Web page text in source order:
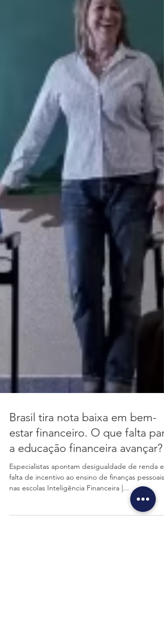
Brasil tira nota baixa em bem-
estar financeiro. O que falta para
a educação financeira avançar?
Especialistas apontam desigualdade de renda e
falta de incentivo ao ensino de finanças pessoais